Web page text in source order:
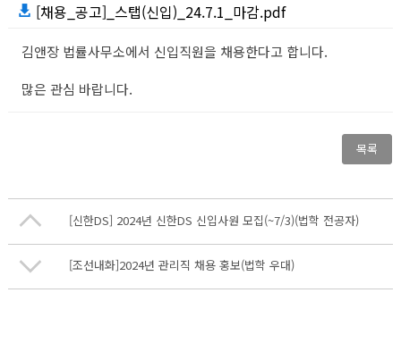
[채용_공고]_스탭(신입)_24.7.1_마감.pdf
김앤장 법률사무소에서 신입직원을 채용한다고 합니다.
많은 관심 바랍니다.
목록
[신한DS] 2024년 신한DS 신입사원 모집(~7/3)(법학 전공자)
[조선내화]2024년 관리직 채용 홍보(법학 우대)